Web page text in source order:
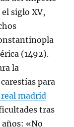
siglo XV,
(1492).
la
para
madrid
tras
años: «No